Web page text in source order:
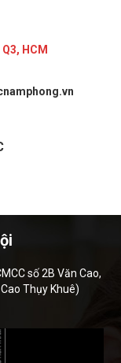
HCM
số 2B Văn Cao,
Thụy Khuê)